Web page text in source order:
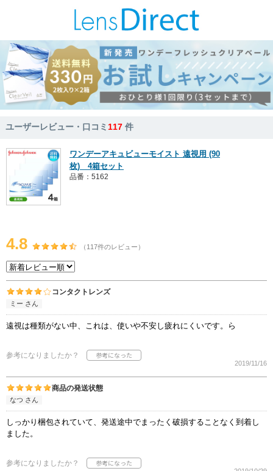
ユーザーレビュー・口コミ117 件
ワンデーアキュビューモイスト 遠視用 (90
枚) 4箱セット
品番：5162
4.8 （117件のレビュー）
コンタクトレンズ
ミー さん
遠視は種類がない中、これは、使いや不安し疲れにくいです。ら
参考になりましたか？
2019/11/16
商品の発送状態
なつ さん
しっかり梱包されていて、発送途中でまったく破損することなく到着し
ました。
参考になりましたか？